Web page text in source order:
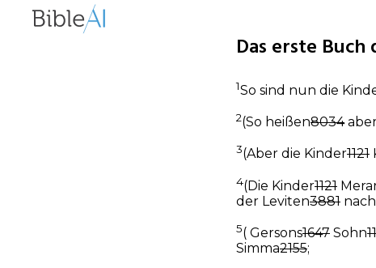
Das erste Buch
1So sind nun die
2(So heißen8034
3(Aber die Kinder1121
4(Die Kinder1121
der Leviten3881
5( Gersons1647 Sohn
Simma2155;